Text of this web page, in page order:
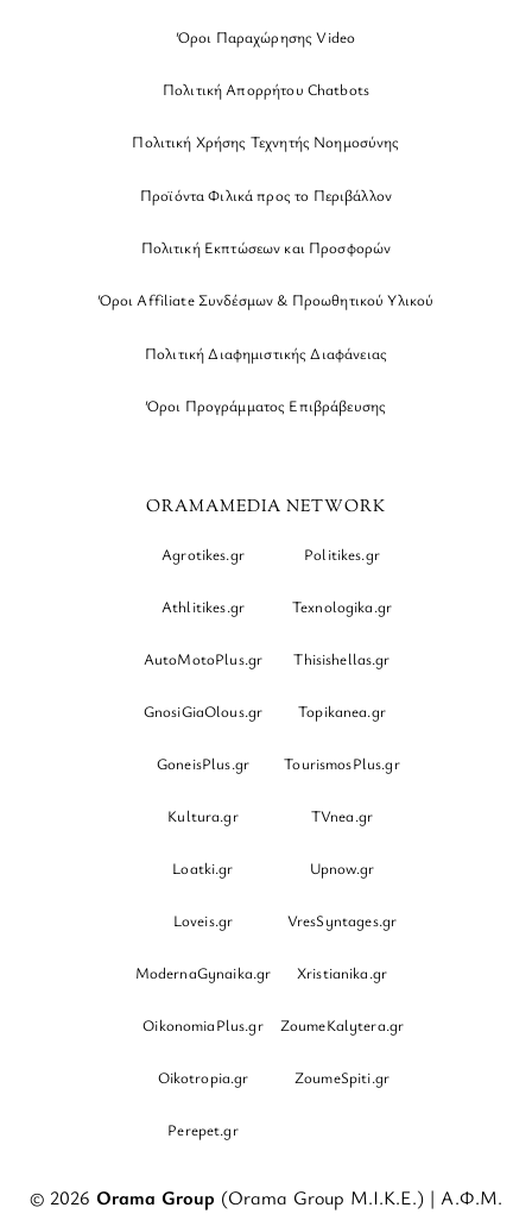
Όροι Παραχώρησης Video
Πολιτική Απορρήτου Chatbots
Πολιτική Χρήσης Τεχνητής Νοημοσύνης
Προϊόντα Φιλικά προς το Περιβάλλον
Πολιτική Εκπτώσεων και Προσφορών
Όροι Affiliate Συνδέσμων & Προωθητικού Υλικού
Πολιτική Διαφημιστικής Διαφάνειας
Όροι Προγράμματος Επιβράβευσης
ORAMAMEDIA NETWORK
Agrotikes.gr Politikes.gr
Athlitikes.gr Texnologika.gr
AutoMotoPlus.gr Thisishellas.gr
GnosiGiaOlous.gr Topikanea.gr
GoneisPlus.gr TourismosPlus.gr
Kultura.gr TVnea.gr
Loatki.gr Upnow.gr
Loveis.gr VresSyntages.gr
ModernaGynaika.gr Xristianika.gr
OikonomiaPlus.gr ZoumeKalytera.gr
Oikotropia.gr ZoumeSpiti.gr
Perepet.gr
© 2026 Orama Group (Orama Group Μ.Ι.Κ.Ε.) | Α.Φ.Μ.